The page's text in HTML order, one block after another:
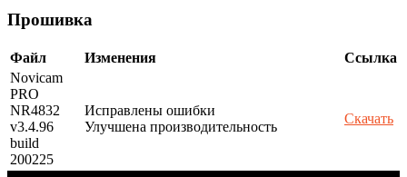
Прошивка
Файл Изменения
Ссылка
Novicam
PRO
NR4832
v3.4.96
build
200225
Исправлены ошибки
Улучшена производительность
Скачать